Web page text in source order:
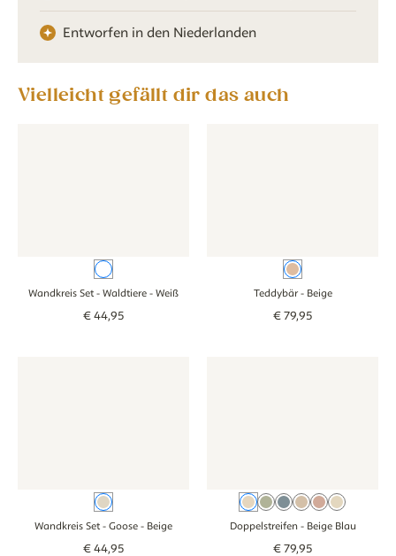
Entworfen in den Niederlanden
Vielleicht gefällt dir das auch
Weiß
Wandkreis Set - Waldtiere - Weiß
€44,95
Beige
Teddybär- Beige
€79,95
Beige
Wandkreis Set - Goose - Beige
€44,95
Beige Blau
Groen
BlauBraunOudroze
Beige
Doppelstreifen- Beige Blau
€79,95